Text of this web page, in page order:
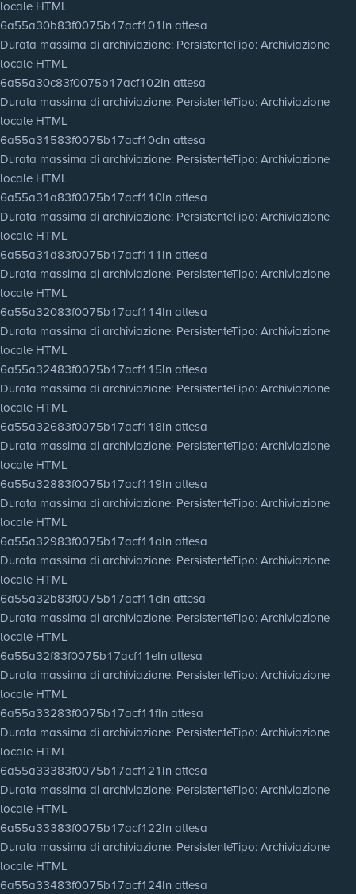
locale HTML
6a55a30b83f0075b17acf101In attesa
Durata massima di archiviazione: PersistenteTipo: Archiviazione
locale HTML
6a55a30c83f0075b17acf102In attesa
Durata massima di archiviazione: PersistenteTipo: Archiviazione
locale HTML
6a55a31583f0075b17acf10cIn attesa
Durata massima di archiviazione: PersistenteTipo: Archiviazione
locale HTML
6a55a31a83f0075b17acf110In attesa
Durata massima di archiviazione: PersistenteTipo: Archiviazione
locale HTML
6a55a31d83f0075b17acf111In attesa
Durata massima di archiviazione: PersistenteTipo: Archiviazione
locale HTML
6a55a32083f0075b17acf114In attesa
Durata massima di archiviazione: PersistenteTipo: Archiviazione
locale HTML
6a55a32483f0075b17acf115In attesa
Durata massima di archiviazione: PersistenteTipo: Archiviazione
locale HTML
6a55a32683f0075b17acf118In attesa
Durata massima di archiviazione: PersistenteTipo: Archiviazione
locale HTML
6a55a32883f0075b17acf119In attesa
Durata massima di archiviazione: PersistenteTipo: Archiviazione
locale HTML
6a55a32983f0075b17acf11aIn attesa
Durata massima di archiviazione: PersistenteTipo: Archiviazione
locale HTML
6a55a32b83f0075b17acf11cIn attesa
Durata massima di archiviazione: PersistenteTipo: Archiviazione
locale HTML
6a55a32f83f0075b17acf11eIn attesa
Durata massima di archiviazione: PersistenteTipo: Archiviazione
locale HTML
6a55a33283f0075b17acf11fIn attesa
Durata massima di archiviazione: PersistenteTipo: Archiviazione
locale HTML
6a55a33383f0075b17acf121In attesa
Durata massima di archiviazione: PersistenteTipo: Archiviazione
locale HTML
6a55a33383f0075b17acf122In attesa
Durata massima di archiviazione: PersistenteTipo: Archiviazione
locale HTML
6a55a33483f0075b17acf124In attesa